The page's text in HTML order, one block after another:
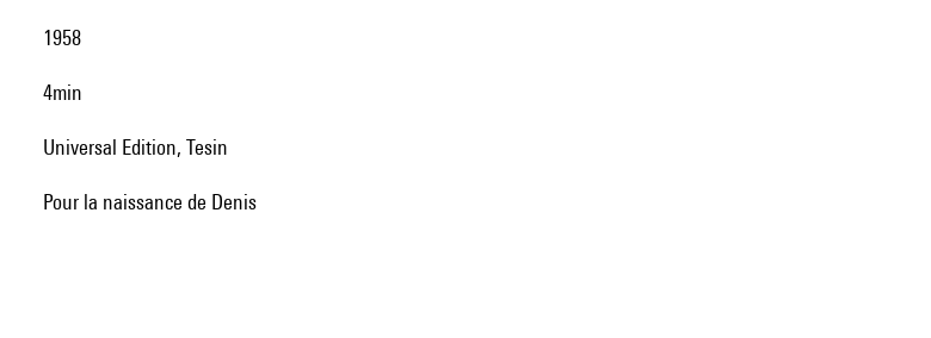
1958
4min
Universal Edition, Tesin
pour la naissance de Denis